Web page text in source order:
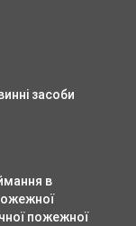
засоби
в
пожежної